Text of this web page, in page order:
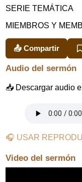
SERIE TEMÁTICA
MIEMBROS Y
📤 Compartir
Audio del sermón
📥 Descargar audio
🎧 USAR
Video del sermón